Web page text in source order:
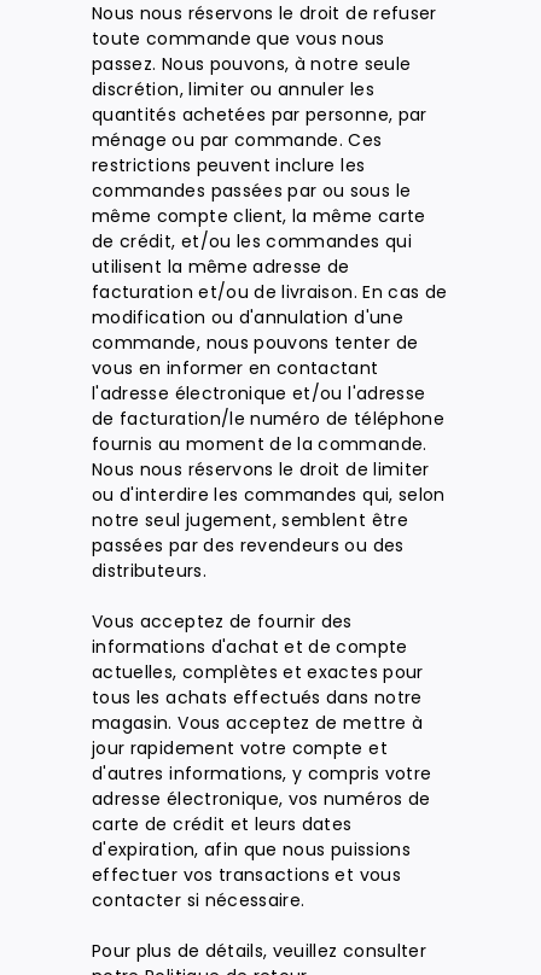
Nous nous réservons le droit de refuser
toute commande que vous nous
passez. Nous pouvons, à notre seule
discrétion, limiter ou annuler les
quantités achetées par personne, par
ménage ou par commande. Ces
restrictions peuvent inclure les
commandes passées par ou sous le
même compte client, la même carte
de crédit, et/ou les commandes qui
utilisent la même adresse de
facturation et/ou de livraison. En cas de
modification ou d'annulation d'une
commande, nous pouvons tenter de
vous en informer en contactant
l'adresse électronique et/ou l'adresse
de facturation/le numéro de téléphone
fournis au moment de la commande.
Nous nous réservons le droit de limiter
ou d'interdire les commandes qui, selon
notre seul jugement, semblent être
passées par des revendeurs ou des
distributeurs.
Vous acceptez de fournir des
informations d'achat et de compte
actuelles, complètes et exactes pour
tous les achats effectués dans notre
magasin. Vous acceptez de mettre à
jour rapidement votre compte et
d'autres informations, y compris votre
adresse électronique, vos numéros de
carte de crédit et leurs dates
d'expiration, afin que nous puissions
effectuer vos transactions et vous
contacter si nécessaire.
Pour plus de détails, veuillez consulter